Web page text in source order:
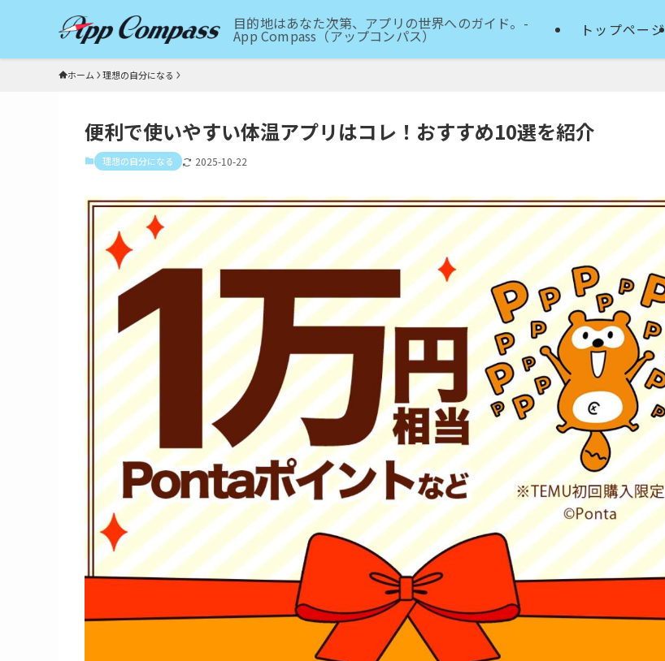
目的地はあなた次第、アプリの世界へのガイド。-
App Compass（アップコンパス） トップページ
ホーム 理想の自分になる
便利で使いやすい体温アプリはコレ！おすすめ10選を紹介
理想の自分になる 2025-10-22